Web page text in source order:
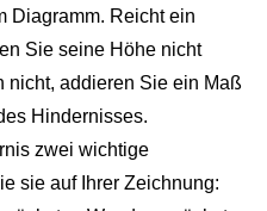
Diagramm. Reicht ein
Sie seine Höhe nicht
nicht, addieren Sie ein Maß
Hindernisses.
zwei wichtige
sie auf Ihrer Zeichnung: